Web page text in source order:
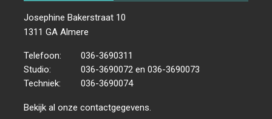
Josephine Bakerstraat 10
1311 GA Almere
Telefoon:
036-3690311
Studio:
036-3690072 en 036-3690073
Techniek:
036-3690074
Bekijk al onzecontactgegevens